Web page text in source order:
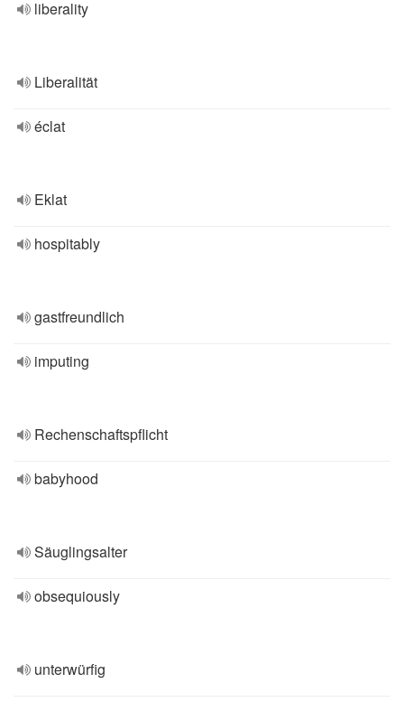
liberality
Liberalität
éclat
Eklat
hospitably
gastfreundlich
imputing
Rechenschaftspflicht
babyhood
Säuglingsalter
obsequiously
unterwürfig